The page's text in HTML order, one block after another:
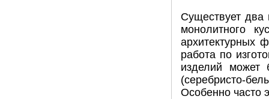
Существует два
монолитного
архитектурных
работа по
изделий может
(серебристо-
Особенно часто